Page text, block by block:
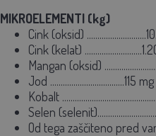
MIKROELEMENTI (kg)
Cink (oksid)
Cink (kelat)
Mangan (oksid)
Jod ...................................115 mg
Kobalt
Selen
Od tega zaščiteno pred